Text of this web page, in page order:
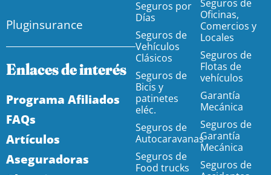
Pluginsurance
Enlaces de interés
Programa Afiliados
FAQs
Artículos
Aseguradoras
Seguros por
Días
Seguros de
Vehículos
Clásicos
Seguros de
Bicis y
patinetes
eléc.
Seguros de
Autocaravanas
Seguros de
Food trucks
Seguros de
Oficinas,
Comercios y
Locales
Seguros de
Flotas de
vehículos
Garantía
Mecánica
Seguros de
Garantía
Mecánica
Seguros de